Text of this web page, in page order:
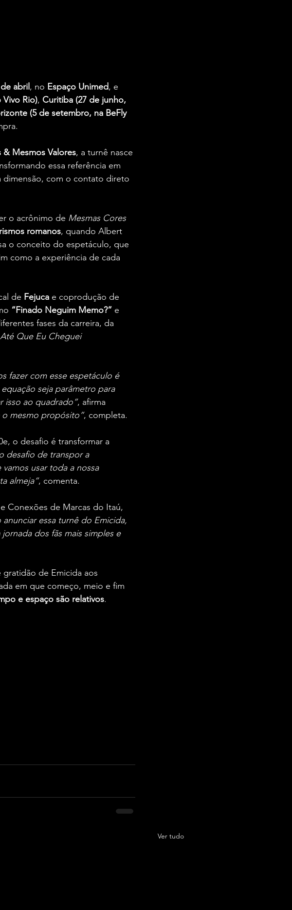
abril , no Espaço Unimed, e
Vivo Rio), Curitiba (27 de junho,
(5 de setembro, na BeFly
& Mesmos Valores, a turnê nasce
essa referência em
dimensão, com o contato direto
o acrônimo de Mesmas Cores
romanos, quando Albert
o conceito do espetáculo, que
como a experiência de cada
de Fejuca e coprodução de
“Finado Neguim Memo?” e
fases da carreira, da
Que Eu Cheguei
fazer com esse espetáculo é
seja parâmetro para
isso ao quadrado”, afirma
o mesmo propósito”, completa.
o desafio é transformar a
desafio de transpor a
usar toda a nossa
almeja”, comenta.
Conexões de Marcas do Itaú,
anunciar essa turnê do Emicida,
dos fãs mais simples e
de Emicida aos
em que começo, meio e fim
e espaço são relativos.
Ver tudo